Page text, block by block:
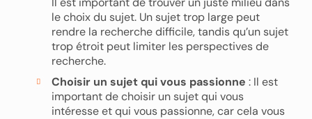
le choix du sujet. Un sujet trop large peut
rendre la recherche difficile, tandis qu’un sujet
trop étroit peut limiter les perspectives de
recherche.
Choisir un sujet qui vous passionne : Il est
important de choisir un sujet qui vous
intéresse et qui vous passionne, car cela vous